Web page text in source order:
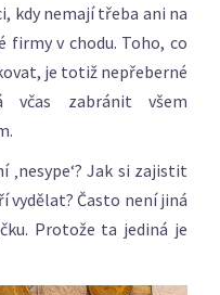
kdy nemají třeba ani na
firmy v chodu. Toho, co
je totiž nepřeberné
včas zabránit všem
‚nesype‘? Jak si zajistit
vydělat? Často není jiná
Protože ta jediná je